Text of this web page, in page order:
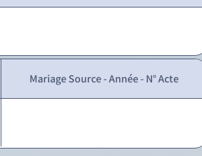
Mariage Source - Année - N° Acte